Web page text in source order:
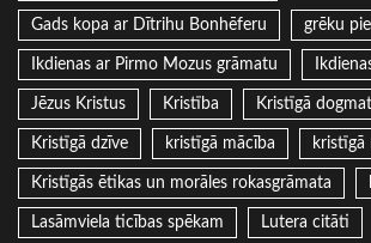
Gads kopa ar Dītrihu Bonhēferu grēku
Ikdienas ar Pirmo Mozus grāmatu
Jēzus Kristus Kristība Kristīgā
Kristīgā dzīve kristīgā mācība kristīgā
Kristīgās ētikas un morāles rokasgrāmata
Lasāmviela ticības spēkam Lutera citāti